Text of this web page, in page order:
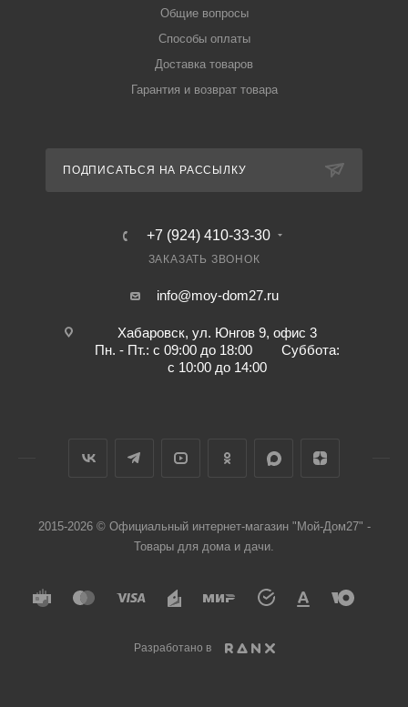
Общие вопросы
Способы оплаты
Доставка товаров
Гарантия и возврат товара
ПОДПИСАТЬСЯ НА РАССЫЛКУ
+7 (924) 410-33-30
ЗАКАЗАТЬ ЗВОНОК
info@moy-dom27.ru
Хабаровск, ул. Юнгов 9, офис 3
Пн. - Пт.: с 09:00 до 18:00 Суббота:
с 10:00 до 14:00
2015-2026 © Официальный интернет-магазин "Мой-Дом27" -
Товары для дома и дачи.
Разработано в